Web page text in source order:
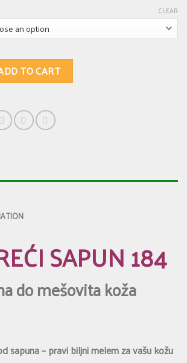
CLEAR
- protiv seboreje - za srednje masnu kožu. Sapun =
TO CART
SAPUN 184
do mešovita koža
sapuna – pravi biljni melem za vašu kožu